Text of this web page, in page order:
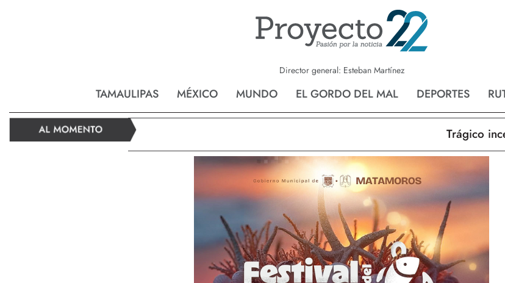
Director general: Esteban Martínez
TAMAULIPAS MÉXICO MUNDO EL GORDO DEL MAL DEPORTES
Reynosa Nvo. Laredo
Trágico